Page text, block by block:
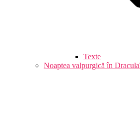
Texte
Noaptea valpurgică în